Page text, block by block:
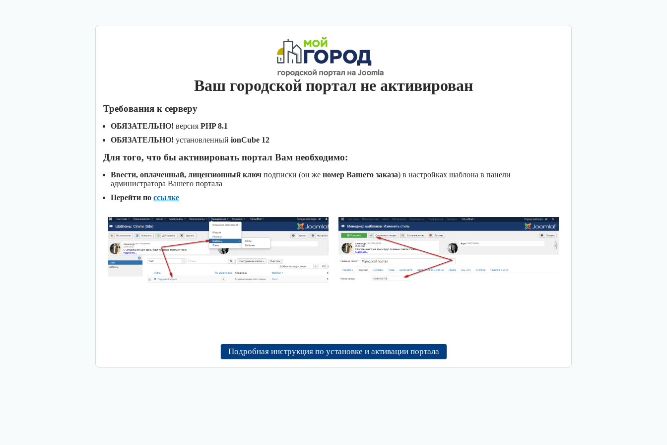
Ваш городской портал не активирован
Требования к серверу
ОБЯЗАТЕЛЬНО! версия PHP 8.1
ОБЯЗАТЕЛЬНО! установленный ionCube 12
Для того, что бы активировать портал Вам необходимо:
Ввести, оплаченный, лицензионный ключ подписки (он же номер Вашего заказа) в настройках шаблона в панели
администратора Вашего портала
Перейти по ссылке
Подробная инструкция по установке и активации портала